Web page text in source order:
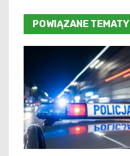
POWIĄZANE TEMATY